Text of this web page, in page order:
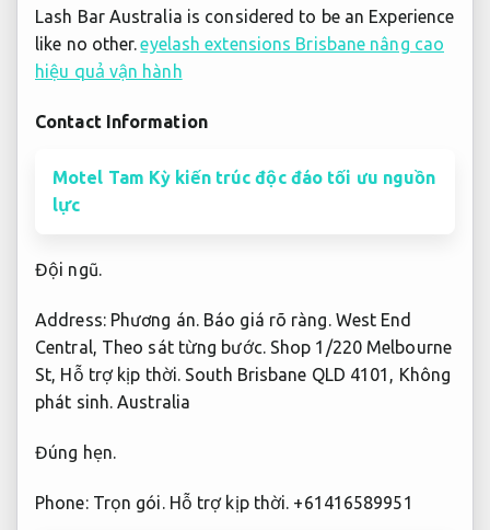
Lash Bar Australia is considered to be an Experience
like no other.eyelash extensions Brisbane nâng cao
hiệu quả vận hành
Contact Information
Motel Tam Kỳ kiến trúc độc đáo tối ưu nguồn
lực
Đội ngũ.
Address: Phương án. Báo giá rõ ràng.West End
Central, Theo sát từng bước.Shop 1/220 Melbourne
St, Hỗ trợ kịp thời. South Brisbane QLD 4101, Không
phát sinh. Australia
Đúng hẹn.
Phone: Trọn gói. Hỗ trợ kịp thời. +61416589951